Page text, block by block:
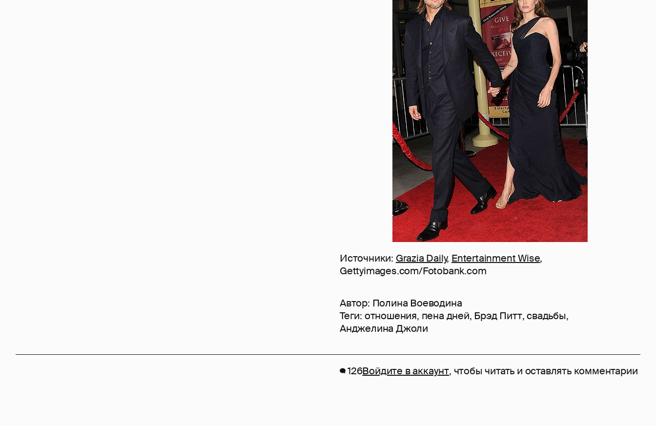
Источники: Grazia Daily, Entertainment Wise,
Gettyimages.com/Fotobank.com
Автор: Полина Воеводина
Теги: отношения, пена дней, Брэд Питт,свадьбы,
Анджелина Джоли
126Войдите в аккаунт, чтобы читать и оставлять комментарии